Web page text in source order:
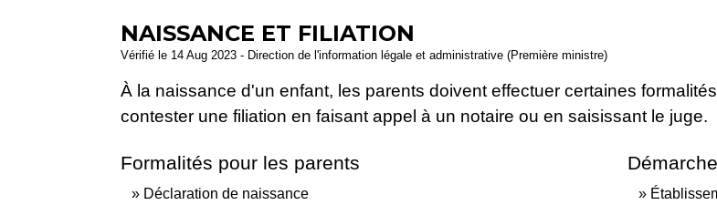
NAISSANCE ET FILIATION
Vérifié le 14 Aug 2023 - Direction de l'information légale et administrative (Première ministre)
À la naissance d'un enfant, les parents doivent effectuer certaines
contester une filiation en faisant appel à un notaire ou en saisissant le juge.
Formalités pour les parents
Déclaration de naissance